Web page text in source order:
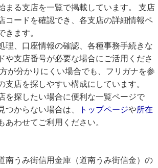
まる支店を一覧で掲載しています。 支店
コードを確認でき、各支店の詳細情報ペ
きます。
理、口座情報の確認、各種事務手続きな
や支店番号が必要な場合にご活用くださ
が分かりにくい場合でも、フリガナを参
支店を探しやすい構成にしています。
を探したい場合に便利な一覧ページで
つからない場合は、
トップページや所在
あわせてご利用ください。
南うみ街信用金庫（道南うみ街信金）の